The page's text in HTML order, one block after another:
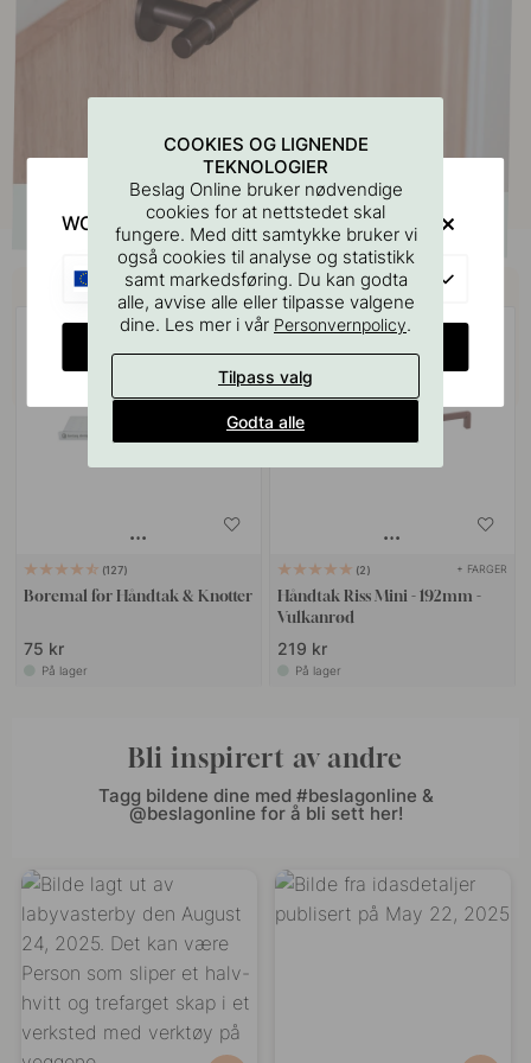
Kjøp sammen med
127
Boremal for Håndtak & Knotter
75 kr
På lager
2 + FARGER
Håndtak Riss Mini - 192mm -
Vulkanrød
219 kr
På lager
Bli inspirert av andre
Tagg bildene dine med #beslagonline &
@beslagonline for å bli sett her!
COOKIES OG LIGNENDE
TEKNOLOGIER
Beslag Online bruker nødvendige
cookies for at nettstedet skal
fungere. Med ditt samtykke bruker vi
også cookies til analyse og statistikk
samt markedsføring. Du kan godta
alle, avvise alle eller tilpasse valgene
dine. Les mer i vår Personvernpolicy.
Tilpass valg
Godta alle
WOULD YOU RATHER VISIT?
EU